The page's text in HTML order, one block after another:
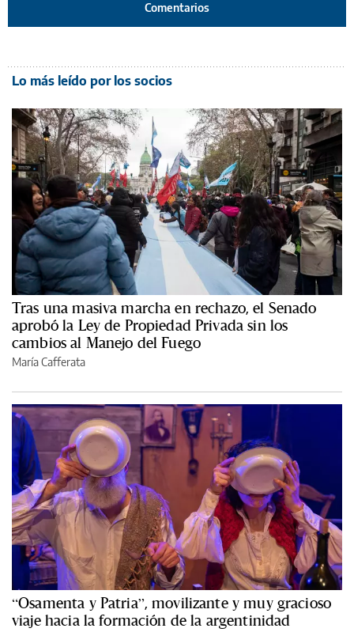
Comentarios
Lo más leído por los socios
Tras una masiva marcha en rechazo, el Senado
aprobó la Ley de Propiedad Privada sin los
cambios al Manejo del Fuego
María Cafferata
“Osamenta y Patria”, movilizante y muy gracioso
viaje hacia la formación de la argentinidad